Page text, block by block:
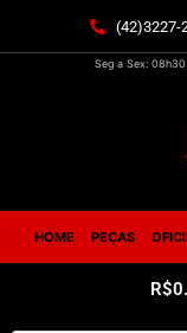
(42)3227-
Seg a Sex:
HOME PEÇAS
R$